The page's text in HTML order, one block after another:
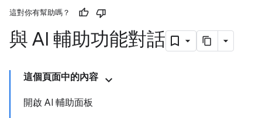
這對你有幫助嗎？
與 AI 輔助功能對話
這個頁面中的內容
開啟 AI 輔助面板